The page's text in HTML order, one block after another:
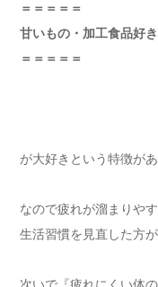
＝＝＝＝＝
甘いもの・加工食品好
＝＝＝＝＝
が大好きという特徴があ
なので疲れが溜まりや
生活習慣を見直した方